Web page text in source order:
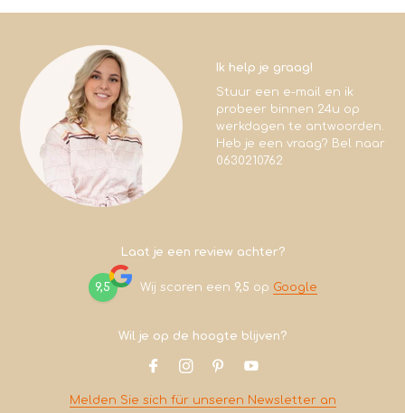
Ik help je graag!
Stuur een e-mail en ik
probeer binnen 24u op
werkdagen te antwoorden.
Heb je een vraag? Bel naar
0630210762
Laat je een review achter?
9,5 Wij scoren een 9,5 op Google
Wil je op de hoogte blijven?
Melden Sie sich für unseren Newsletter an